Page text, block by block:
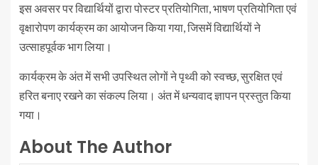
इस अवसर पर विद्यार्थियों द्वारा पोस्टर प्रतियोगिता, भाषण प्रतियोगिता एवं
वृक्षारोपण कार्यक्रम का आयोजन किया गया, जिसमें विद्यार्थियों ने
उत्साहपूर्वक भाग लिया।
कार्यक्रम के अंत में सभी उपस्थित लोगों ने पृथ्वी को स्वच्छ, सुरक्षित एवं
हरित बनाए रखने का संकल्प लिया। अंत में धन्यवाद ज्ञापन प्रस्तुत किया
गया।
About The Author